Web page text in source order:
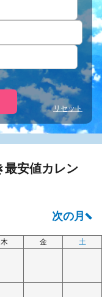
リセット
最安値カレン
木 金 土